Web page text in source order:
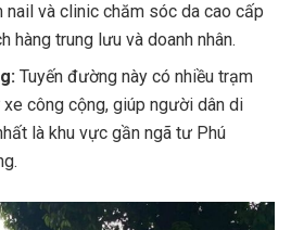
nail và clinic chăm sóc da cao cấp
hàng trung lưu và doanh nhân.
Tuyến đường này có nhiều trạm
công cộng, giúp người dân di
là khu vực gần ngã tư Phú